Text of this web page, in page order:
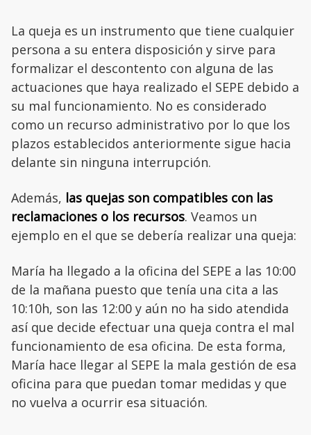
La queja es un instrumento que tiene cualquier
persona a su entera disposición y sirve para
formalizar el descontento con alguna de las
actuaciones que haya realizado el SEPE debido a
su mal funcionamiento. No es considerado
como un recurso administrativo por lo que los
plazos establecidos anteriormente sigue hacia
delante sin ninguna interrupción.
Además, las quejas son compatibles con las
reclamaciones o los recursos. Veamos un
ejemplo en el que se debería realizar una queja:
María ha llegado a la oficina del SEPE a las 10:00
de la mañana puesto que tenía una cita a las
10:10h, son las 12:00 y aún no ha sido atendida
así que decide efectuar una queja contra el mal
funcionamiento de esa oficina. De esta forma,
María hace llegar al SEPE la mala gestión de esa
oficina para que puedan tomar medidas y que
no vuelva a ocurrir esa situación.